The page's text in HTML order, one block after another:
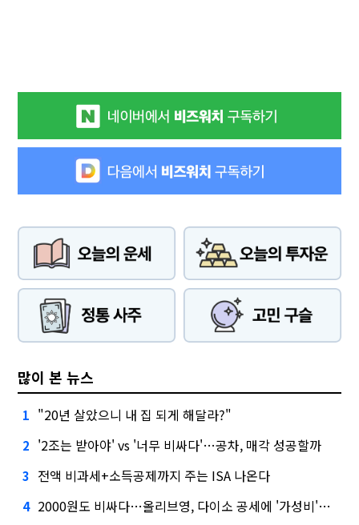
많이 본 뉴스
1 "20년 살았으니 내 집 되게 해달라?"
2 '2조는 받아야' vs '너무 비싸다'…공차, 매각 성공할까
3 전액 비과세+소득공제까지 주는 ISA 나온다
4 2000원도 비싸다…올리브영, 다이소 공세에 '가성비'로 맞불